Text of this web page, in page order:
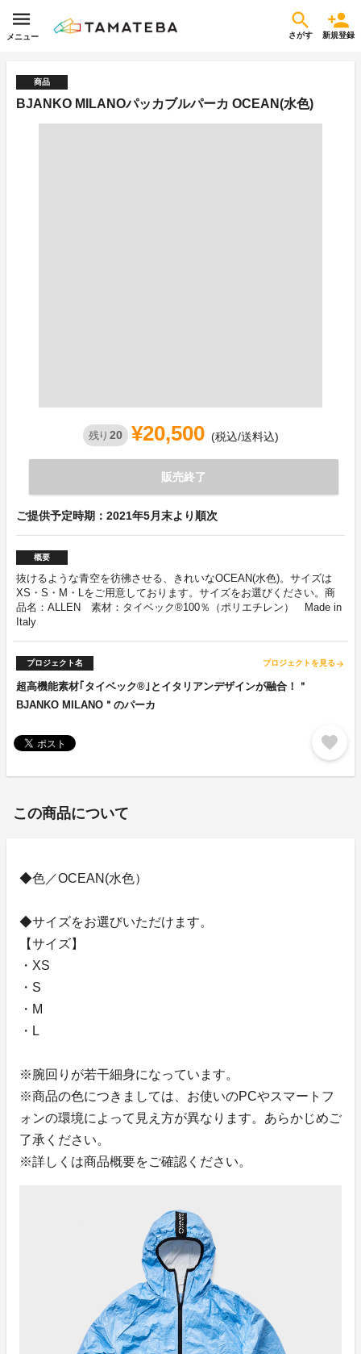
メニュー さがす 新規登録
商品
BJANKO MILANOパッカブルパーカ OCEAN(水色)
残り 20 ¥20,500 (税込/送料込)
販売終了
ご提供予定時期：2021年5月末より順次
概要
抜けるような青空を彷彿させる、きれいなOCEAN(水色)。サイズは
XS・S・M・Lをご用意しております。サイズをお選びください。商
品名：ALLEN 素材：タイベック®︎100％（ポリエチレン） Made in
Italy
プロジェクト名 プロジェクトを見る arrow_forward
超高機能素材｢タイベック®︎｣とイタリアンデザインが融合！＂
BJANKO MILANO＂のパーカ
favorite
この商品について
◆色／OCEAN(水色）
◆サイズをお選びいただけます。
【サイズ】
・XS
・S
・M
・L
※腕回りが若干細身になっています。
※商品の色につきましては、お使いのPCやスマートフ
ォンの環境によって見え方が異なります。あらかじめご
了承ください。
※詳しくは商品概要をご確認ください。